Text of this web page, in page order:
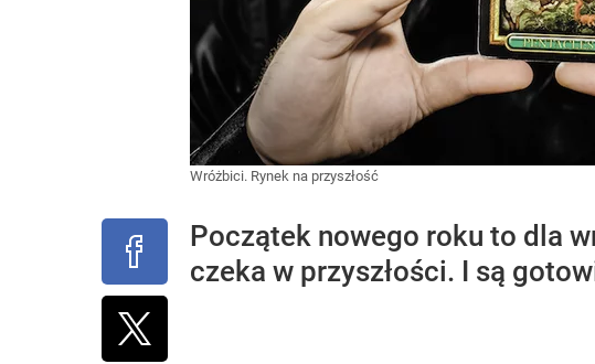
Wróżbici. Rynek na przyszłość
Początek nowego roku to dla
czeka w przyszłości. I są